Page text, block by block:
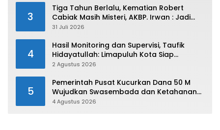
3
Tiga Tahun Berlalu, Kematian Robert
Cabiak Masih Misteri, AKBP. Irwan : Jadi
Atensi Kita
31 Juli 2026
4
Hasil Monitoring dan Supervisi, Taufik
Hidayatullah: Limapuluh Kota Siap
Kirimkan Atlet Terbaiknya Pada Porprov
2 Agustus 2026
5
Pemerintah Pusat Kucurkan Dana 50 M
Wujudkan Swasembada dan Ketahanan
Pangan di Kabupaten 50 Kota
4 Agustus 2026